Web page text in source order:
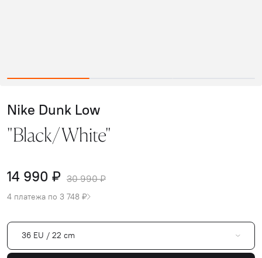
Nike Dunk Low
"Black/White"
14 990 ₽ 30 990 ₽
4 платежа по 3 748 ₽
36 EU / 22 cm